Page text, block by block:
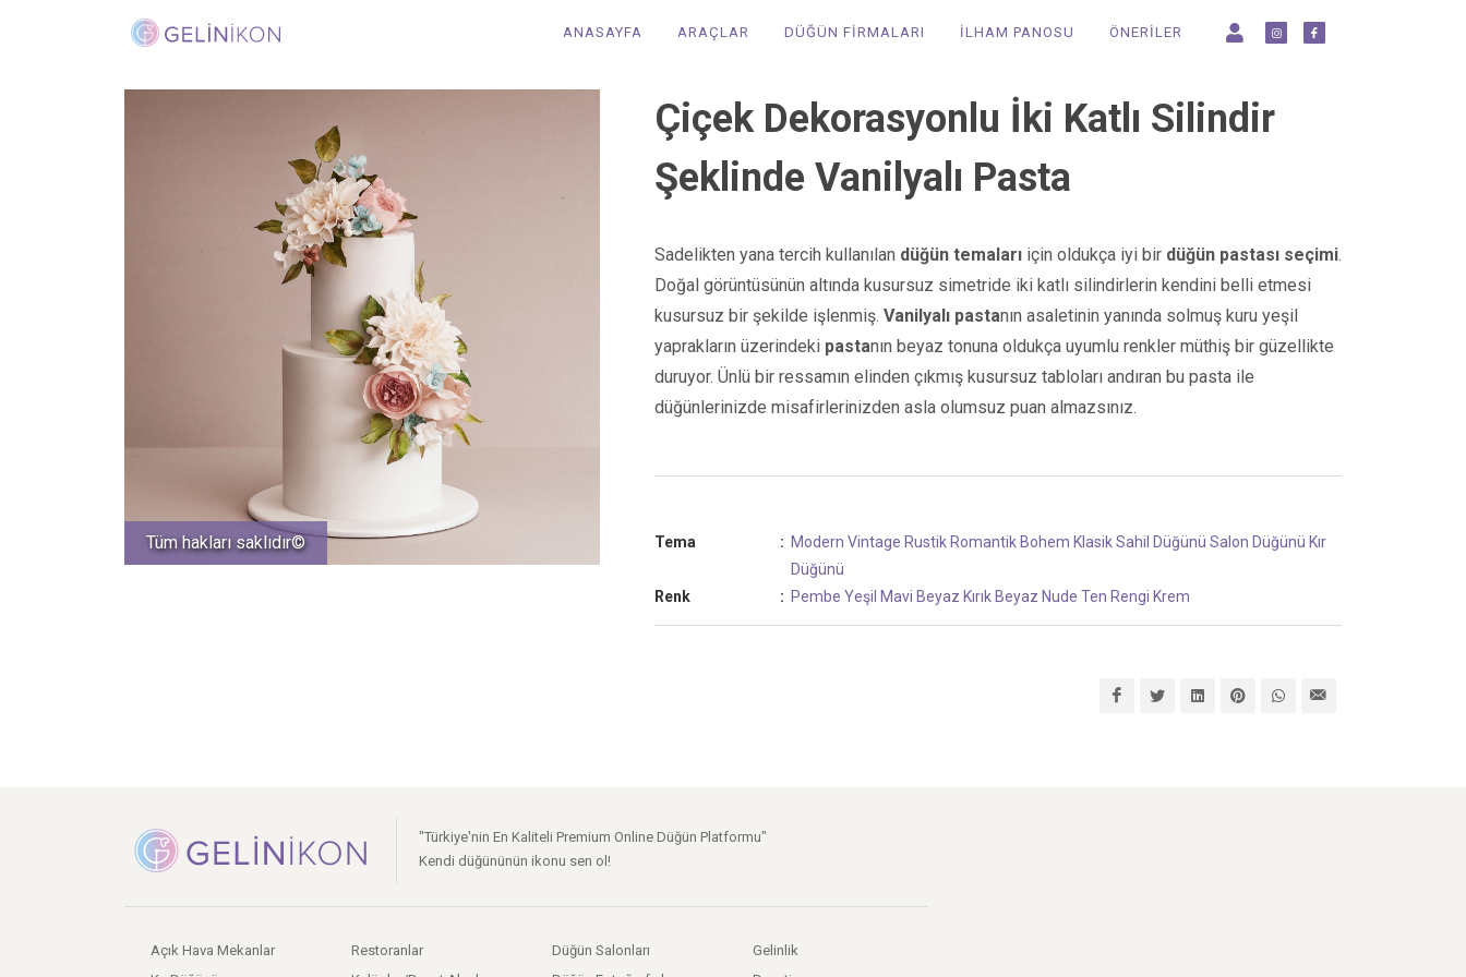
ANASAYFA ARAÇLAR DÜĞÜN FİRMALARI İLHAM PANOSU ÖNERİLER
Tüm hakları saklıdır©
Çiçek Dekorasyonlu İki Katlı Silindir
Şeklinde Vanilyalı Pasta
Sadelikten yana tercih kullanılan düğün temalarıiçin oldukça iyi bir düğün pastası seçimi.
Doğal görüntüsünün altında kusursuz simetride iki katlı silindirlerin kendini belli etmesi
kusursuz bir şekilde işlenmiş. Vanilyalı pastanın asaletinin yanında solmuş kuru yeşil
yaprakların üzerindeki pastanın beyaz tonuna oldukça uyumlu renkler müthiş bir güzellikte
duruyor. Ünlü bir ressamın elinden çıkmış kusursuz tabloları andıran bu pasta ile
düğünlerinizde misafirlerinizden asla olumsuz puan almazsınız.
Tema : Modern Vintage Rustik Romantik Bohem KlasikSahil Düğünü Salon Düğünü Kır
Düğünü
Renk
: Pembe Yeşil Mavi Beyaz Kırık Beyaz Nude Ten Rengi Krem
"Türkiye'nin En Kaliteli Premium Online Düğün Platformu"
Kendi düğününün ikonu sen ol!
Açık Hava Mekanlar
Restoranlar
Düğün Salonları
Gelinlik